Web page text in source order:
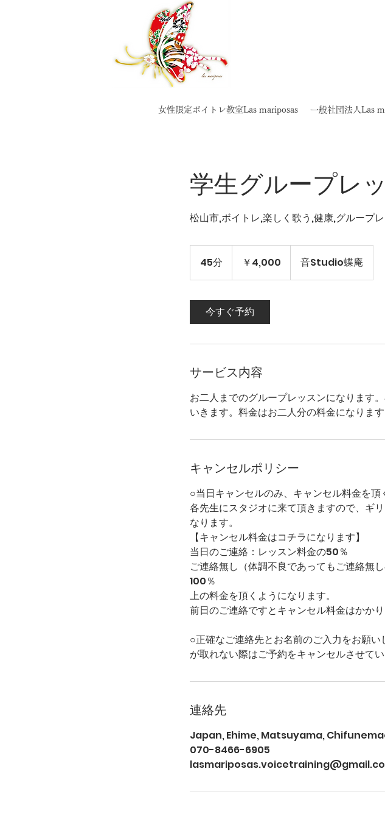
女性限定ボイトレ教室Las mariposas 一般社団法人Las
学生グループ
松山市,ボイトレ,楽しく歌う,健康,グループ
45分
5
￥4,000 音Studio蝶庵
今すぐ予約
サービス内容
お二人までのグループレッスンになります
いきます。料金はお二人分の料金になります
キャンセルポリシー
○当日キャンセルのみ、キャンセル料金を頂
各先生にスタジオに来て頂きますので、ギ
なります。
【キャンセル料金はコチラになります】
当日のご連絡：レッスン料金の50％
ご連絡無し（体調不良であってもご連絡無
100％
上の料金を頂くようになります。
前日のご連絡ですとキャンセル料金はかか
○正確なご連絡先とお名前のご入力をお願
が取れない際はご予約をキャンセルさせて
連絡先
Japan, Ehime, Matsuyama,
070-8466-6905